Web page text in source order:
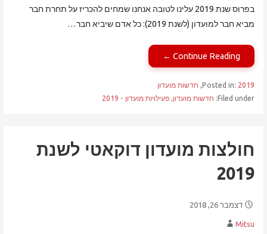
בפרוס שנת 2019 עלינו לטובה אנחנו שמחים להכריז על תחרת חבר
מביא חבר למועדון (לשנת 2019): כל אדם שיביא חבר…
Continue Reading ←
Posted in: 2019
, חדשות מועדון
Filed under:
חדשות מועדון, פעילויות מועדון - 2019
חולצות מועדון דוקאטי לשנת
2019
דצמבר 26, 2018
Mitsu